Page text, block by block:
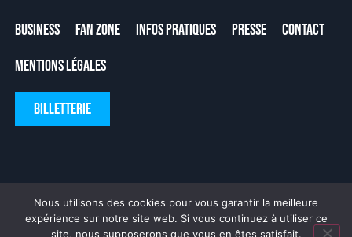
Business Fan Zone Infos Pratiques Presse
Contact
Mentions Légales
Billetterie
Nous utilisons des cookies pour vous garantir la meilleure
expérience sur notre site web. Si vous continuez à utiliser ce
site, nous supposerons que vous en êtes satisfait.